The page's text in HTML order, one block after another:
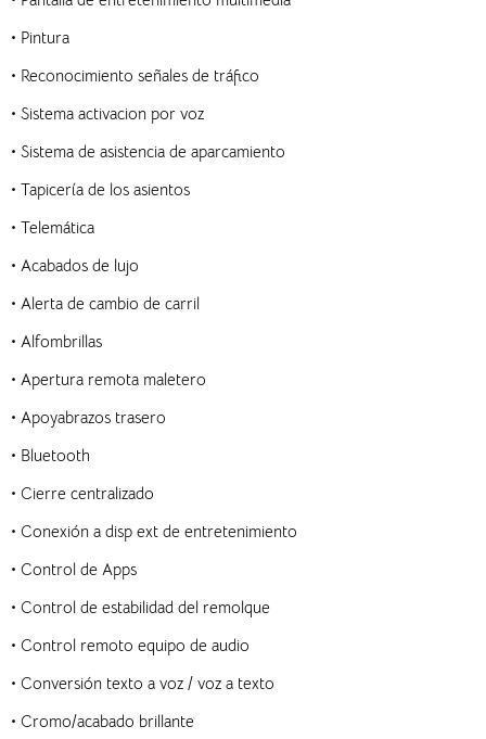
• Pintura
• Reconocimiento señales de tráfico
• Sistema activacion por voz
• Sistema de asistencia de aparcamiento
• Tapicería de los asientos
• Telemática
• Acabados de lujo
• Alerta de cambio de carril
• Alfombrillas
• Apertura remota maletero
• Apoyabrazos trasero
• Bluetooth
• Cierre centralizado
• Conexión a disp ext de entretenimiento
• Control de Apps
• Control de estabilidad del remolque
• Control remoto equipo de audio
• Conversión texto a voz / voz a texto
• Cromo/acabado brillante